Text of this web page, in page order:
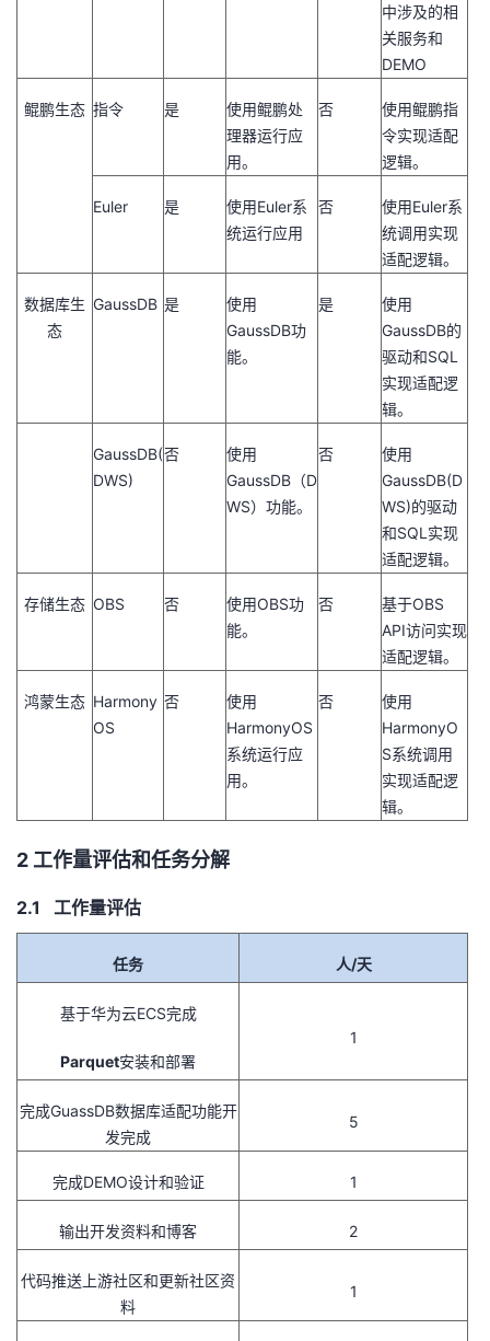
中涉及的相
关服务和
DEMO
鲲鹏生态 指令 是
使用鲲鹏处
理器运行应
用。
否
使用鲲鹏指
令实现适配
逻辑。
Euler 是
使用Euler系
统运行应用
否
使用Euler系
统调用实现
适配逻辑。
数据库生
态
GaussDB 是
使用
GaussDB功
能。
是
使用
GaussDB的
驱动和SQL
实现适配逻
辑。
GaussDB(
DWS)
否
使用
GaussDB（D
WS）功能。
否
使用
GaussDB(D
WS)的驱动
和SQL实现
适配逻辑。
存储生态 OBS 否
使用OBS功
能。
否
基于OBS
API访问实现
适配逻辑。
鸿蒙生态 Harmony
OS
否
使用
HarmonyOS
系统运行应
用。
否
使用
HarmonyO
S系统调用
实现适配逻
辑。
2 工作量评估和任务分解
2.1 工作量评估
任务 人/天
基于华为云ECS完成
Parquet安装和部署
1
完成GuassDB数据库适配功能开
发完成
5
完成DEMO设计和验证 1
输出开发资料和博客 2
代码推送上游社区和更新社区资
料
1